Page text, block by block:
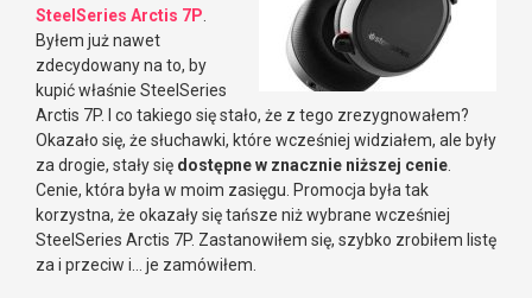
SteelSeries Arctis 7P
Byłem już nawet
zdecydowany na to, by
kupić właśnie SteelSeries
Arctis 7P. I co takiego się stało, że z tego zrezygnowałem?
Okazało się, że słuchawki, które wcześniej widziałem, ale były
za drogie, stały się dostępne w znacznie niższej cenie
Cenie, która była w moim zasięgu. Promocja była tak
korzystna, że okazały się tańsze niż wybrane wcześniej
SteelSeries Arctis 7P. Zastanowiłem się, szybko zrobiłem listę
za i przeciw i… je zamówiłem.